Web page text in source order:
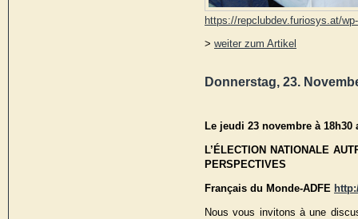
https://repclubdev.furiosys.at/
> weiter zum Artikel
Donnerstag, 23.
Le jeudi 23 novembre à
L’ÉLECTION NATIONALE
PERSPECTIVES
Français du Monde-ADFE
Nous vous invitons à une